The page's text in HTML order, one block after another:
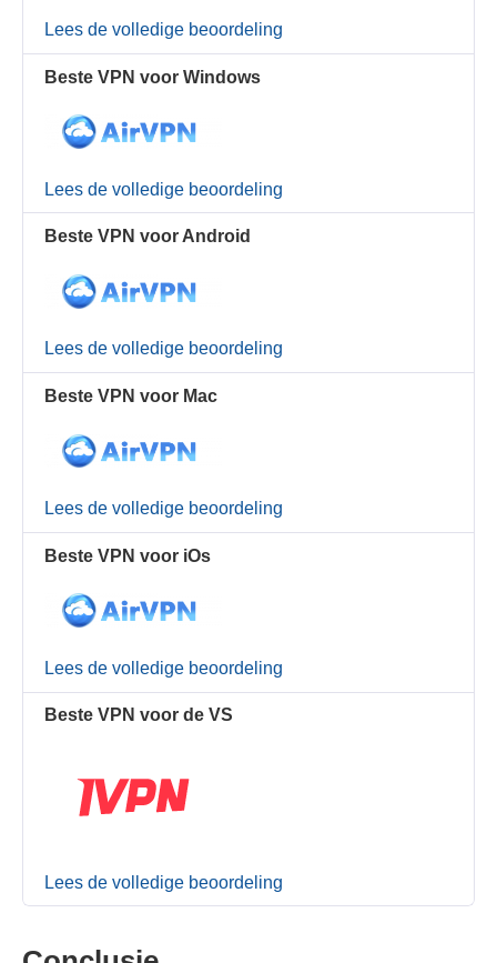
Lees de volledige beoordeling
Beste VPN voor Windows
Lees de volledige beoordeling
Beste VPN voor Android
Lees de volledige beoordeling
Beste VPN voor Mac
Lees de volledige beoordeling
Beste VPN voor iOs
Lees de volledige beoordeling
Beste VPN voor de VS
Lees de volledige beoordeling